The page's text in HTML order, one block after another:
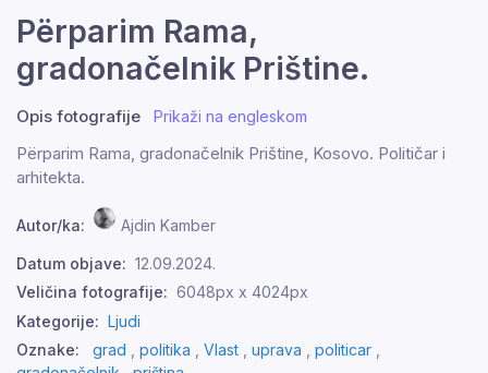
Përparim Rama,
gradonačelnik Prištine.
Opis fotografije Prikaži na engleskom
Përparim Rama, gradonačelnik Prištine, Kosovo. Političar i
arhitekta.
Autor/ka: Ajdin Kamber
Datum objave: 12.09.2024.
Veličina fotografije: 6048px x 4024px
Kategorije: Ljudi
Oznake:
grad politika Vlast uprava politicar